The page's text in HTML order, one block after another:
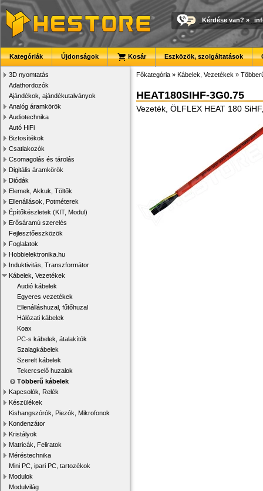
Kérdése van? »
Kategóriák Újdonságok Kosár Eszközök, szolgáltatások
3D nyomtatás
Adathordozók
Ajándékok, ajándékutalványok
Analóg áramkörök
Audiotechnika
Autó HiFi
Biztosítékok
Csatlakozók
Csomagolás és tárolás
Digitális áramkörök
Diódák
Elemek, Akkuk, Töltők
Ellenállások, Potméterek
Építőkészletek (KIT, Modul)
Erősáramú szerelés
Fejlesztőeszközök
Foglalatok
Hobbielektronika.hu
Induktivitás, Transzformátor
Kábelek, Vezetékek
Audió kábelek
Egyeres vezetékek
Ellenálláshuzal, fűtőhuzal
Hálózati kábelek
Koax
PC-s kábelek, átalakítók
Szalagkábelek
Szerelt kábelek
Tekercselő huzalok
Többerű kábelek
Kapcsolók, Relék
Készülékek
Kishangszórók, Piezók, Mikrofonok
Kondenzátor
Kristályok
Matricák, Feliratok
Méréstechnika
Mini PC, ipari PC, tartozékok
Modulok
Modulvilág
Főkategória » Kábelek, Vezetékek »
HEAT180SIHF-3G0.75
Vezeték, ÖLFLEX HEAT 180